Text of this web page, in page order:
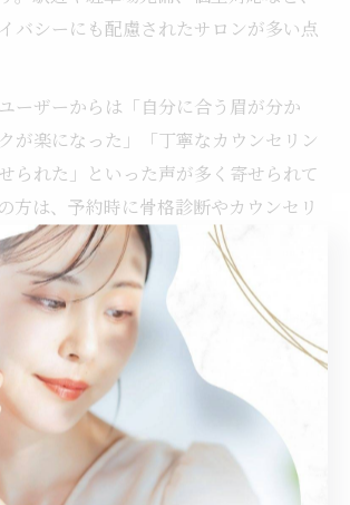
バシーにも配慮されたサロンが多い点
ーザーからは「自分に合う眉が分か
が楽になった」「丁寧なカウンセリン
られた」といった声が多く寄せられて
方は、予約時に骨格診断やカウンセリ
、希望や悩みをしっかり伝えることが
す。
み解決におすすめの選び